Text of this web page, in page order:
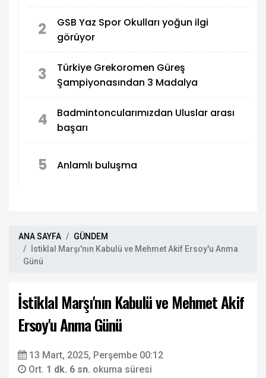
2
GSB Yaz Spor Okulları yoğun ilgi
görüyor
3
Türkiye Grekoromen Güreş
Şampiyonasından 3 Madalya
4
Badmintoncularımızdan Uluslar arası
başarı
5 Anlamlı buluşma
ANA SAYFA
GÜNDEM
İstiklal Marşı'nın Kabulü ve Mehmet Akif Ersoy'u Anma
Günü
İstiklal Marşı'nın Kabulü ve Mehmet Akif
Ersoy'u Anma Günü
13 Mart, 2025, Perşembe 00:12
Ort. 1 dk. 6 sn. okuma süresi